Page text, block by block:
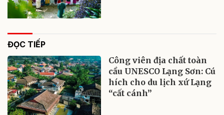
ĐỌC TIẾP
Công viên địa chất toàn
cầu UNESCO Lạng Sơn: Cú
hích cho du lịch xứ Lạng
“cất cánh”